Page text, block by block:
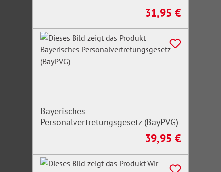
Regulärer Preis:
31,95 €
Bayerisches
Personalvertretungsgesetz (BayPVG)
Regulärer Preis:
39,95 €